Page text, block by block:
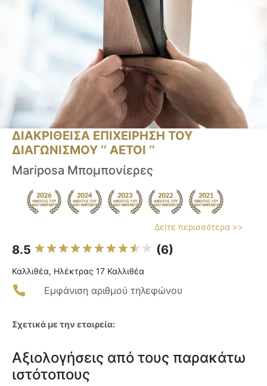
ΔΙΑΚΡΙΘΕΙΣΑ ΕΠΙΧΕΙΡΗΣΗ ΤΟΥ
ΔΙΑΓΩΝΙΣΜΟΥ ‘’ ΑΕΤΟΙ ‘’
Mariposa Μπομπονίερες
Δείτε περισσότερα >>
8.5 (6)
Καλλιθέα, Ηλέκτρας 17 Καλλιθέα
Εμφάνιση αριθμού τηλεφώνου
Σχετικά με την εταιρεία:
Αξιολογήσεις από τους παρακάτω
ιστότοπους